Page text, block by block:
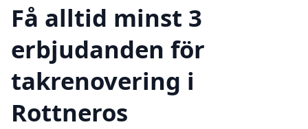
Få alltid minst 3
erbjudanden för
takrenovering i
Rottneros